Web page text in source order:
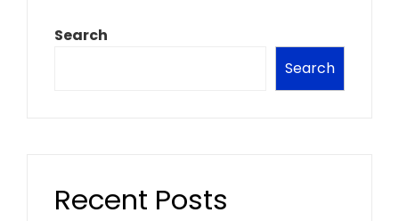
Search
Search
Recent Posts